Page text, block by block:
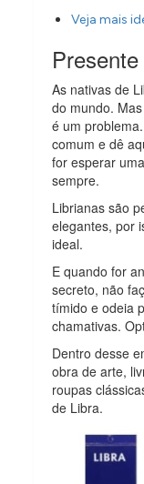
Veja mais
As nativas de
do mundo.
é um
comum e dê
for esperar
sempre.
Librianas são
elegantes, por
ideal.
E quando for
secreto, não
tímido e odeia
chamativas.
Dentro desse
obra de arte,
roupas
de Libra.